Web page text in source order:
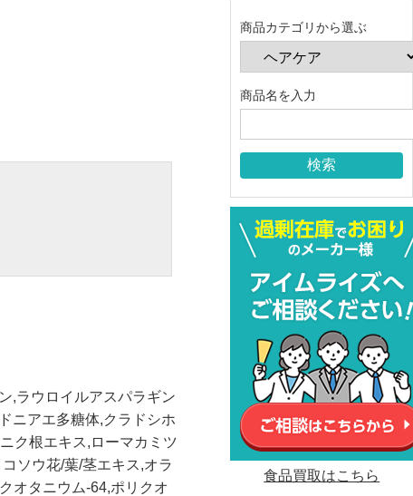
,ラウロイルアスパラギン
ニアエ多糖体,クラドシホ
ク根エキス,ローマカミツ
ソウ花/葉/茎エキス,オラ
オタニウム-64,ポリクオ
商品カテゴリから選ぶ
商品名を入力
食品買取はこちら